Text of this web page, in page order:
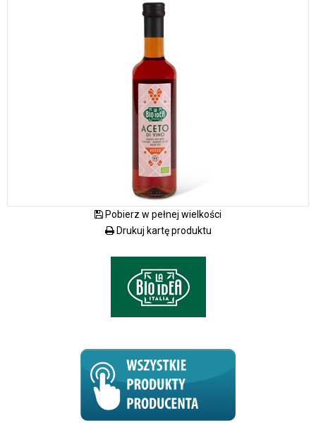
Pobierz w pełnej wielkości
Drukuj kartę produktu